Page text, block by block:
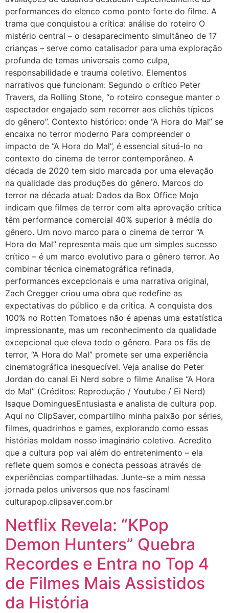
performances do elenco como ponto forte do filme. A
trama que conquistou a crítica: análise do roteiro O
mistério central – o desaparecimento simultâneo de 17
crianças – serve como catalisador para uma exploração
profunda de temas universais como culpa,
responsabilidade e trauma coletivo. Elementos
narrativos que funcionam: Segundo o crítico Peter
Travers, da Rolling Stone, “o roteiro consegue manter o
espectador engajado sem recorrer aos clichês típicos
do gênero”. Contexto histórico: onde “A Hora do Mal” se
encaixa no terror moderno Para compreender o
impacto de “A Hora do Mal”, é essencial situá-lo no
contexto do cinema de terror contemporâneo. A
década de 2020 tem sido marcada por uma elevação
na qualidade das produções do gênero. Marcos do
terror na década atual: Dados da Box Office Mojo
indicam que filmes de terror com alta aprovação crítica
têm performance comercial 40% superior à média do
gênero. Um novo marco para o cinema de terror “A
Hora do Mal” representa mais que um simples sucesso
crítico – é um marco evolutivo para o gênero terror. Ao
combinar técnica cinematográfica refinada,
performances excepcionais e uma narrativa original,
Zach Cregger criou uma obra que redefine as
expectativas do público e da crítica. A conquista dos
100% no Rotten Tomatoes não é apenas uma estatística
impressionante, mas um reconhecimento da qualidade
excepcional que eleva todo o gênero. Para os fãs de
terror, “A Hora do Mal” promete ser uma experiência
cinematográfica inesquecível. Veja analise do Peter
Jordan do canal Ei Nerd sobre o filme Analise “A Hora
do Mal” (Créditos: Reprodução / Youtube / Ei Nerd)
Isaque DominguesEntusiasta e analista de cultura pop.
Aqui no ClipSaver, compartilho minha paixão por séries,
filmes, quadrinhos e games, explorando como essas
histórias moldam nosso imaginário coletivo. Acredito
que a cultura pop vai além do entretenimento – ela
reflete quem somos e conecta pessoas através de
experiências compartilhadas. Junte-se a mim nessa
jornada pelos universos que nos fascinam!
culturapop.clipsaver.com.br
Netflix Revela: “KPop
Demon Hunters” Quebra
Recordes e Entra no Top 4
de Filmes Mais Assistidos
da História